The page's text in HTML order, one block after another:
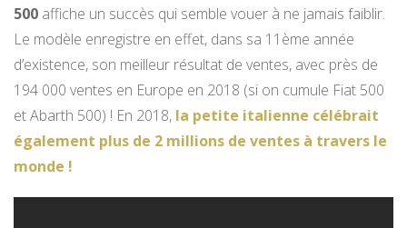
500 affiche un succès qui semble vouer à ne jamais faiblir.
Le modèle enregistre en effet, dans sa 11ème année
d’existence, son meilleur résultat de ventes, avec près de
194 000 ventes en Europe en 2018 (si on cumule Fiat 500
et Abarth 500) ! En 2018, la petite italienne célébrait
également plus de 2 millions de ventes à travers le
monde !